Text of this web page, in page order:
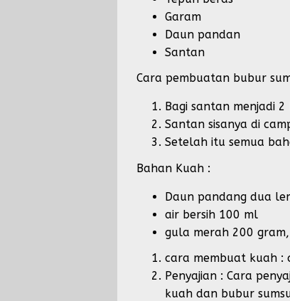
Garam
Daun pandan
Santan
Cara pembuatan bubur
Bagi santan menjadi
Santan sisanya di
Setelah itu semua
Bahan Kuah :
Daun pandang dua
air bersih 100 ml
gula merah 200
cara membuat kuah :
Penyajian : Cara
kuah dan bubur